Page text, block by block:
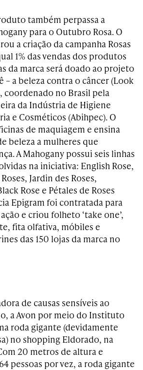
também perpassa a
para o Outubro Rosa. O
a criação da campanha Rosas
1% das vendas dos produtos
da marca será doado ao projeto
– a beleza contra o câncer (Look
coordenado no Brasil pela
da Indústria de Higiene
e Cosméticos (Abihpec). O
de maquiagem e ensina
beleza a mulheres que
A Mahogany possui seis linhas
na iniciativa: English Rose,
Jardin des Roses,
Rose e Pétales de Roses
Epigram foi contratada para
e criou folheto ‘take one’,
fita olfativa, móbiles e
das 150 lojas da marca no
de causas sensíveis ao
a Avon por meio do Instituto
roda gigante (devidamente
no shopping Eldorado, na
20 metros de altura e
pessoas por vez, a roda gigante